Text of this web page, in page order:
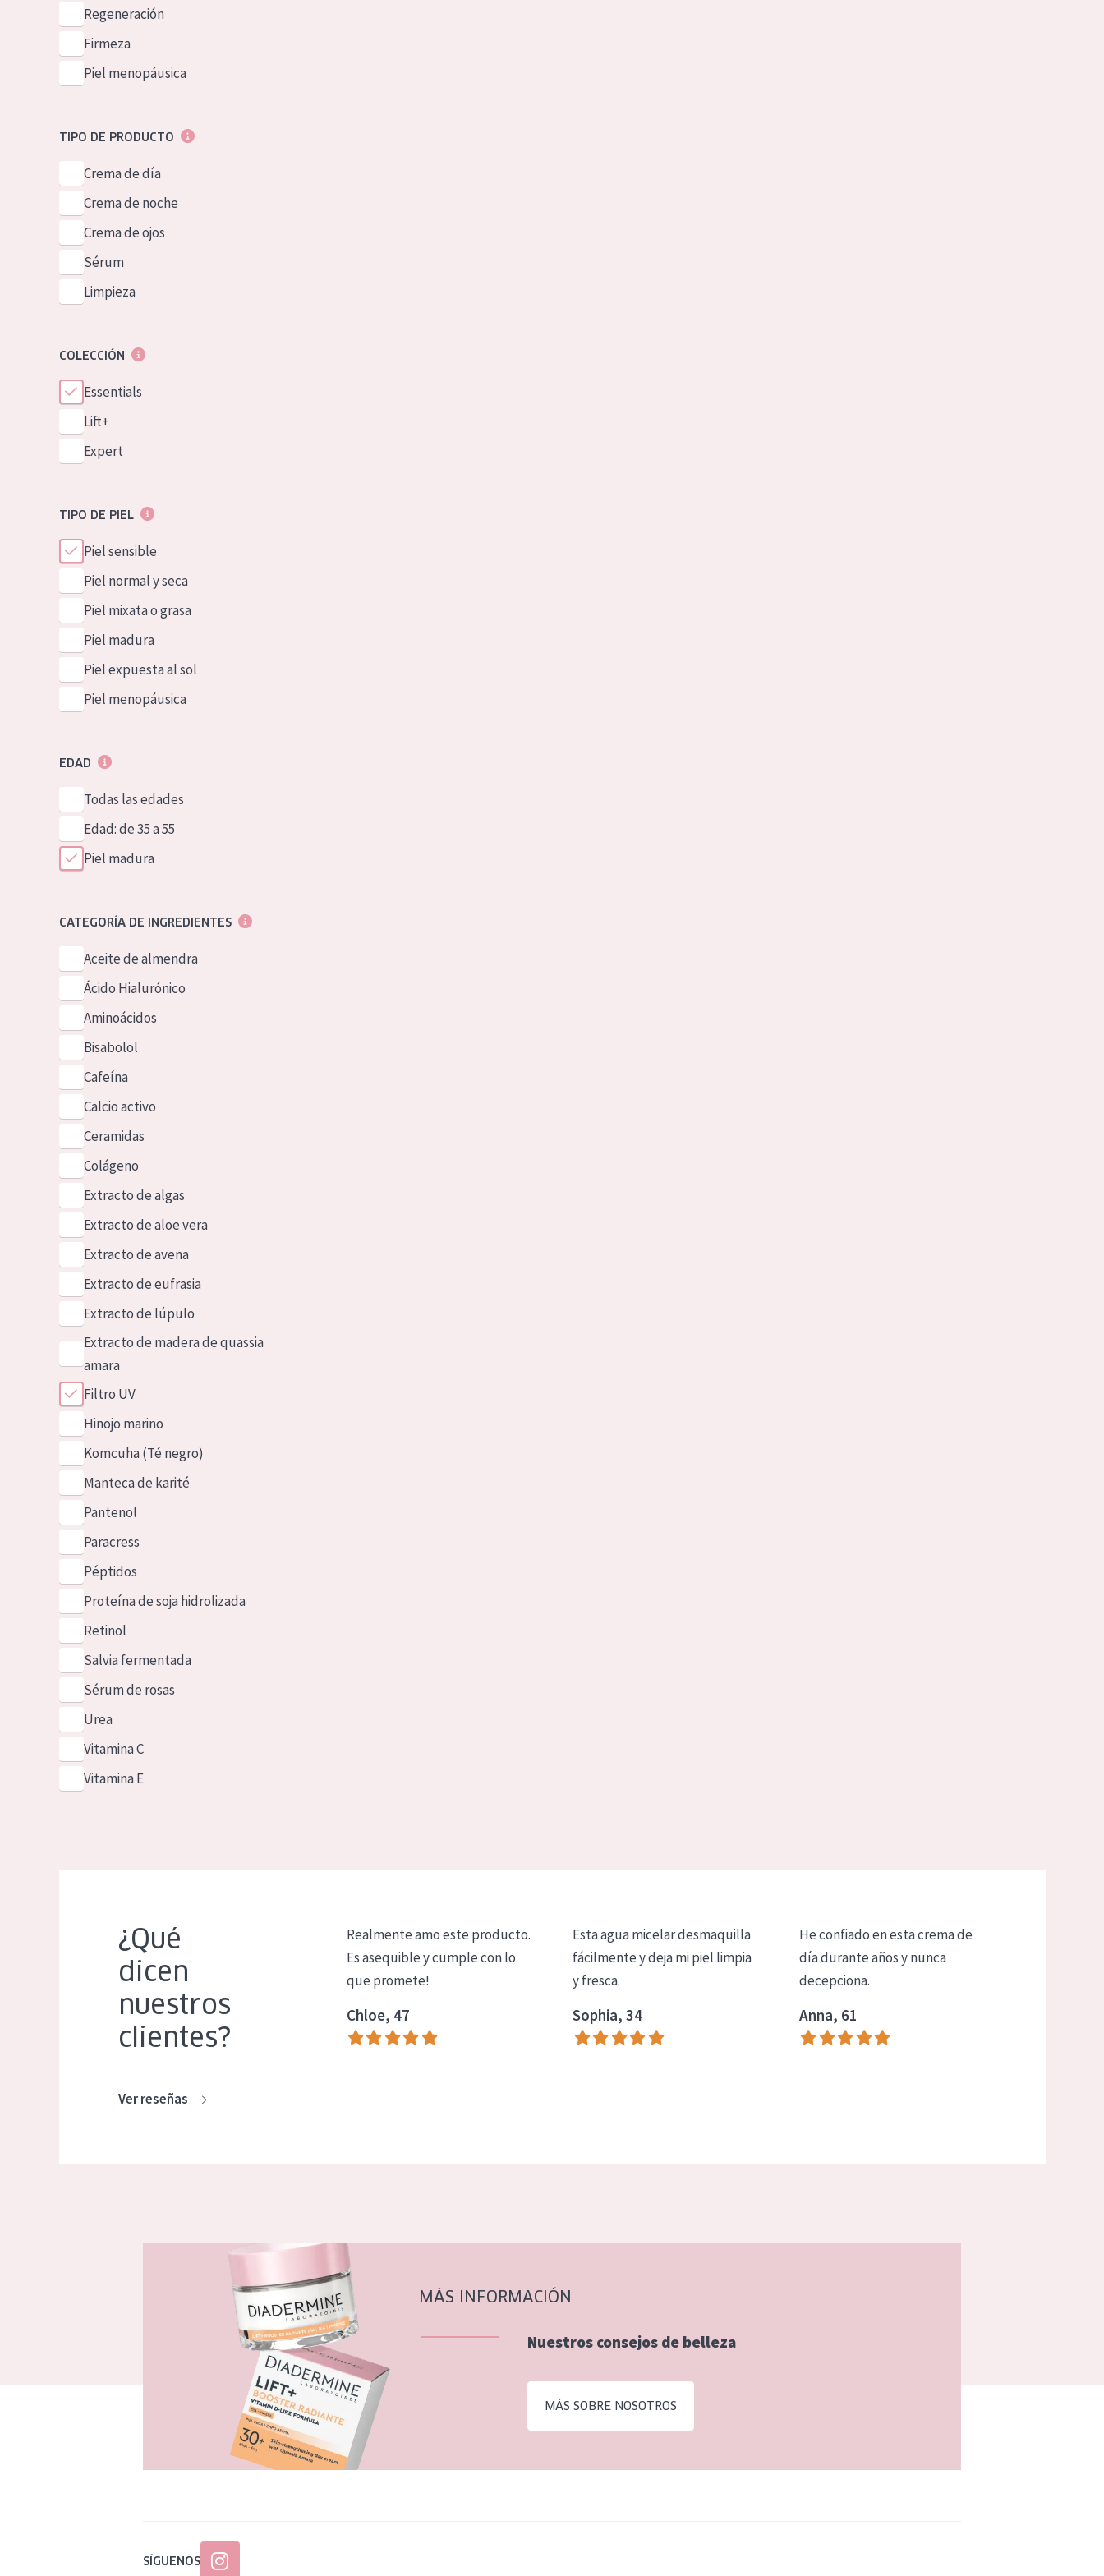
German
Spanish
Greek
Regeneración
Firmeza
Piel menopáusica
TIPO DE PRODUCTO
Crema de día
Crema de noche
Crema de ojos
Sérum
Limpieza
COLECCIÓN
Essentials
Lift+
Expert
TIPO DE PIEL
Piel sensible
Piel normal y seca
Piel mixata o grasa
Piel madura
Piel expuesta al sol
Piel menopáusica
EDAD
Todas las edades
Edad: de 35 a 55
Piel madura
CATEGORÍA DE INGREDIENTES
Aceite de almendra
Ácido Hialurónico
Aminoácidos
Bisabolol
Cafeína
Calcio activo
Ceramidas
Colágeno
Extracto de algas
Extracto de aloe vera
Extracto de avena
Extracto de eufrasia
Extracto de lúpulo
Extracto de madera de quassia
amara
Filtro UV
Hinojo marino
Komcuha (Té negro)
Manteca de karité
Pantenol
Paracress
Péptidos
Proteína de soja hidrolizada
Retinol
Salvia fermentada
Sérum de rosas
Urea
Vitamina C
Vitamina E
¿Qué
dicen
nuestros
clientes?
Ver reseñas
Realmente amo este producto.
Es asequible y cumple con lo
que promete!
Chloe, 47
Esta agua micelar desmaquilla
fácilmente y deja mi piel limpia
y fresca.
Sophia, 34
He confiado en esta crema de
día durante años y nunca
decepciona.
Anna, 61
MÁS INFORMACIÓN
Nuestros consejos de belleza
MÁS SOBRE NOSOTROS
SÍGUENOS